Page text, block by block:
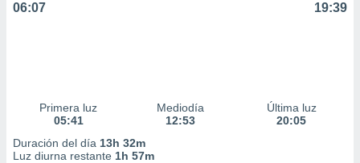
06:07 19:39
Primera luz
05:41
Mediodía
12:53
Última luz
20:05
Duración del día 13h 32m
Luz diurna restante 1h 57m